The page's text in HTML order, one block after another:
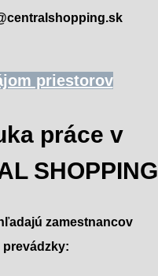
priestorov
práce v
SHOPPING
zamestnancov
prevádzky: